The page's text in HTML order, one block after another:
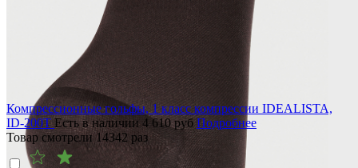
Компрессионные гольфы, 1 класс компрессии IDEALISTA,
ID-200TЕсть в наличии 4 610руб Подробнее
Товар смотрели14342 раз